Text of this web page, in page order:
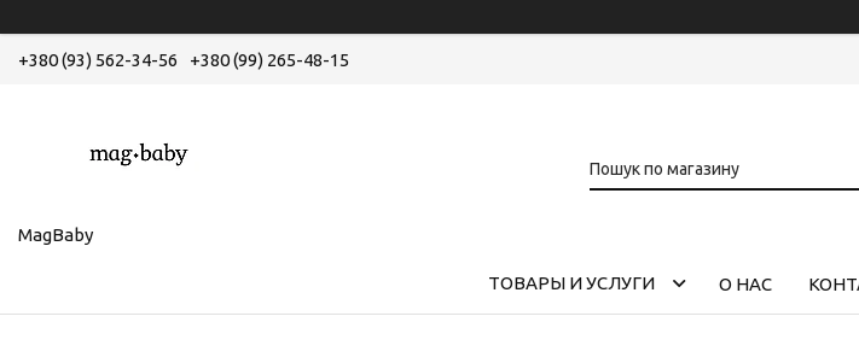
+380 (93) 562-34-56 +380 (99) 265-48-15
MagBaby
ТОВАРЫ И УСЛУГИ О НАС